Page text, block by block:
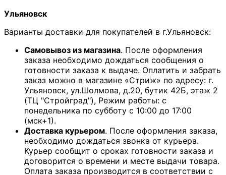
Ульяновск
Варианты доставки для покупателей в г.Ульяновск:
Самовывоз из магазина. После оформления
заказа необходимо дождаться сообщения о
готовности заказа к выдаче. Оплатить и забрать
заказ можно в магазине «Стриж» по адресу: г.
Ульяновск, ул.Шолмова, д.20, бутик 42Б, этаж 2
(ТЦ "Стройград"), Режим работы: с
понедельника по субботу с 10:00 до 17:00
(мск+1).
Доставка курьером. После оформления заказа,
необходимо дождаться звонка от курьера.
Курьер сообщит о сроках готовности заказа и
договорится о времени и месте выдачи товара.
Оплата заказа производится в соответствии с